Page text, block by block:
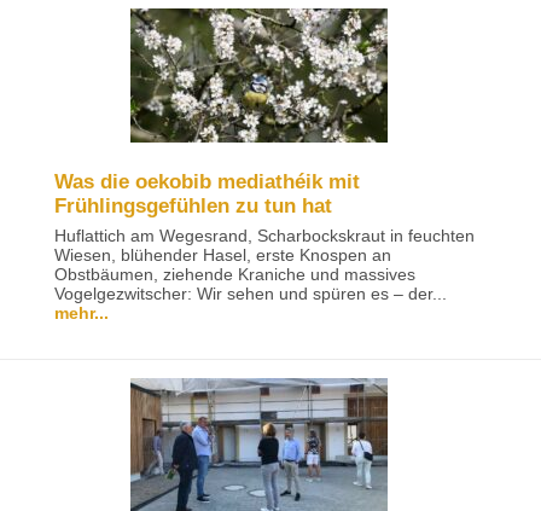
Was die oekobib mediathéik mit
Frühlingsgefühlen zu tun hat
Huflattich am Wegesrand, Scharbockskraut in feuchten
Wiesen, blühender Hasel, erste Knospen an
Obstbäumen, ziehende Kraniche und massives
Vogelgezwitscher: Wir sehen und spüren es – der...
mehr...